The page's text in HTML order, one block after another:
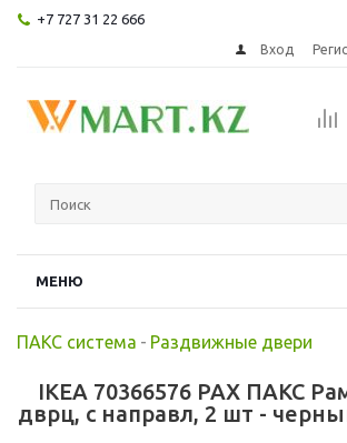
+7 727 31 22 666
Вход
МЕНЮ
ПАКС система - Раздвижные двери
IKEA 70366576 PAX ПАКС
дврц, с направл, 2 шт -